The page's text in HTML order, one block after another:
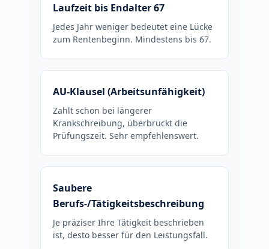
Laufzeit bis Endalter 67
Jedes Jahr weniger bedeutet eine Lücke
zum Rentenbeginn. Mindestens bis 67.
AU-Klausel (Arbeitsunfähigkeit)
Zahlt schon bei längerer
Krankschreibung, überbrückt die
Prüfungszeit. Sehr empfehlenswert.
Saubere
Berufs-/Tätigkeitsbeschreibung
Je präziser Ihre Tätigkeit beschrieben
ist, desto besser für den Leistungsfall.